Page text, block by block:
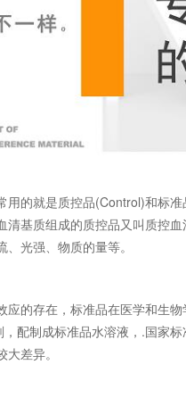
的就是质控品(Control)和标准
清基质组成的质控品又叫质控
光强、物质的量等。
的存在，标准品在医学和生物
配制成标准品水溶液，.国家
差异。